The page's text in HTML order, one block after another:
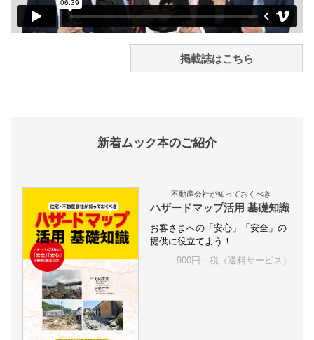
掲載誌はこちら
新着ムック本のご紹介
不動産会社が知っておくべき
ハザードマップ活用 基礎知識
お客さまへの「安心」「安全」の
提供に役立てよう！
900円＋税（送料サービス）